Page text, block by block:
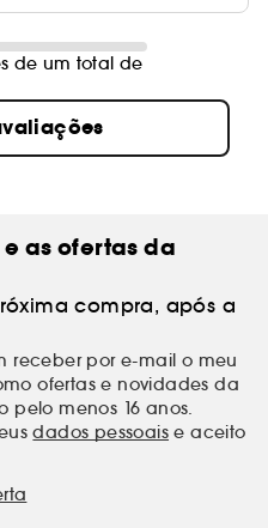
de um total de
as ofertas da
compra, após a
receber por e-mail o meu
ofertas e novidades da
pelo menos 16 anos.
dados pessoais e aceito